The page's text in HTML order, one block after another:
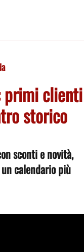
primi clienti
storico
sconti e novità,
calendario più